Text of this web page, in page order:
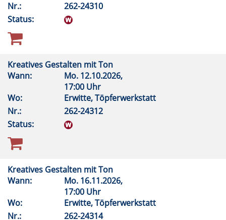
Nr.:
262-24310
Status:
Kreatives Gestalten mit Ton
Wann:
Mo. 12.10.2026,
17:00 Uhr
Wo:
Erwitte, Töpferwerkstatt
Nr.:
262-24312
Status:
Kreatives Gestalten mit Ton
Wann:
Mo. 16.11.2026,
17:00 Uhr
Wo:
Erwitte, Töpferwerkstatt
Nr.:
262-24314